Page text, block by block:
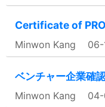
Certificate of
Minwon Kang 06-
ベンチャー企業確
Minwon Kang